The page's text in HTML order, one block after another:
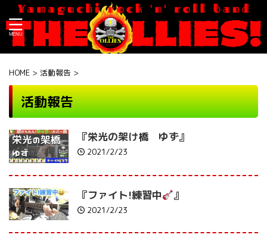
HOME > 活動報告 >
活動報告
『栄光の架け橋 ゆず』
2021/2/23
『ファイト!練習中 』
2021/2/23